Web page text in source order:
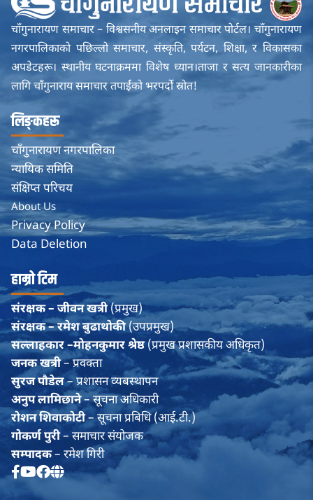
चाँगुनारायण समाचार – विश्वसनीय अनलाइन समाचार पोर्टल। चाँगुनारायण
नगरपालिकाको पछिल्लो समाचार, संस्कृति, पर्यटन, शिक्षा, र विकासका
अपडेटहरू। स्थानीय घटनाक्रममा विशेष ध्यान।ताजा र सत्य जानकारीका
लागि चाँगुनाराय समाचार तपाईंको भरपर्दो स्रोत!
लिङ्कहरू
चाँगुनारायण नगरपालिका
न्यायिक समिति
संक्षिप्त परिचय
About Us
Privacy Policy
Data Deletion
हाम्रो टिम
संरक्षक – जीवन खत्री(प्रमुख)
संरक्षक – रमेश बुढाथोकी(उपप्रमुख)
सल्लाहकार –मोहनकुमार श्रेष्ठ(प्रमुख प्रशासकीय अधिकृत)
जनक खत्री– प्रवक्ता
सुरज पौडेल– प्रशासन व्यबस्थापन
अनुप लामिछाने– सूचना अधिकारी
रोशन शिवाकोटी– सूचना प्रबिधि (आई.टी.)
गोकर्ण पुरी– समाचार संयोजक
सम्पादक– रमेश गिरी